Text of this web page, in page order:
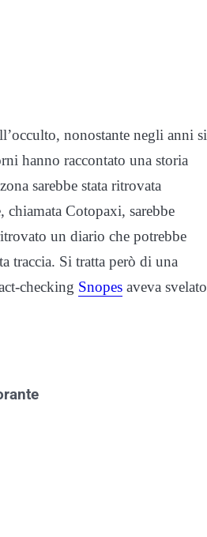
nonostante negli anni si
hanno raccontato una storia
sarebbe stata ritrovata
Cotopaxi, sarebbe
un diario che potrebbe
traccia. Si tratta però di una
checking Snopes aveva svelato